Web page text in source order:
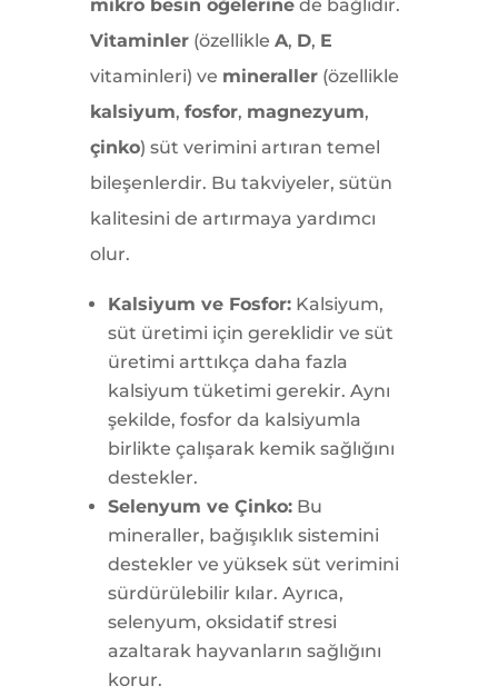
mikro besin öğelerinede bağlıdır.
Vitaminler(özellikle A, D, E
vitaminleri) ve mineraller(özellikle
kalsiyum, fosfor, magnezyum,
çinko) süt verimini artıran temel
bileşenlerdir. Bu takviyeler, sütün
kalitesini de artırmaya yardımcı
olur.
Kalsiyum ve Fosfor:Kalsiyum,
süt üretimi için gereklidir ve süt
üretimi arttıkça daha fazla
kalsiyum tüketimi gerekir. Aynı
şekilde, fosfor da kalsiyumla
birlikte çalışarak kemik sağlığını
destekler.
Selenyum ve Çinko:Bu
mineraller, bağışıklık sistemini
destekler ve yüksek süt verimini
sürdürülebilir kılar. Ayrıca,
selenyum, oksidatif stresi
azaltarak hayvanların sağlığını
korur.